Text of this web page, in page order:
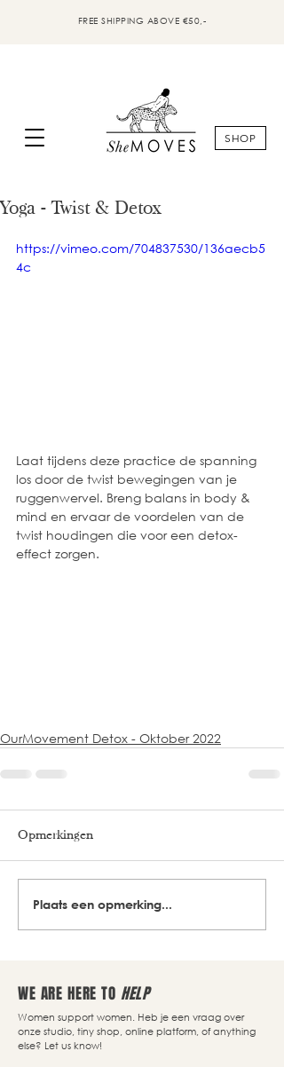
FREE SHIPPING ABOVE €50,-
SHOP
Yoga - Twist & Detox
https://vimeo.com/704837530/136aecb5
4c
Laat tijdens deze practice de spanning
los door de twist bewegingen van je
ruggenwervel. Breng balans in body &
mind en ervaar de voordelen van de
twist houdingen die voor een detox-
effect zorgen.
OurMovement Detox - Oktober 2022
Opmerkingen
Plaats een opmerking...
WE ARE HERE TO HELP
Women support women. Heb je een vraag over
onze studio, tiny shop, online platform, of anything
else? Let us know!